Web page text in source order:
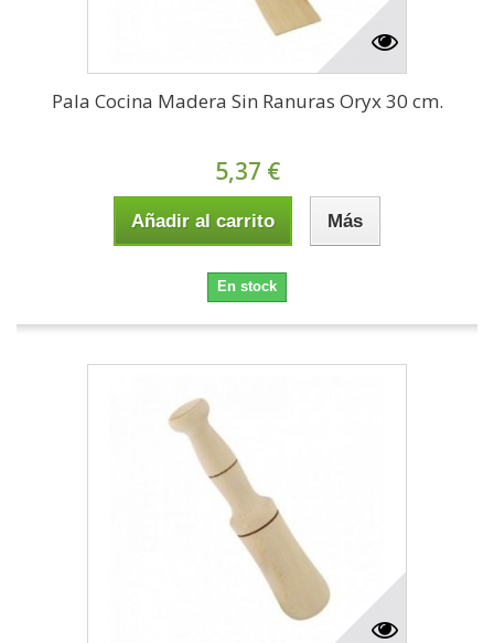
Pala Cocina Madera Sin Ranuras Oryx 30 cm.
5,37 €
Añadir al carrito Más
En stock